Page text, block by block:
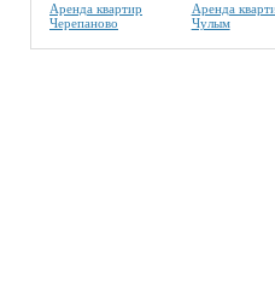
Аренда квартир
Черепаново
Аренда
Чулым